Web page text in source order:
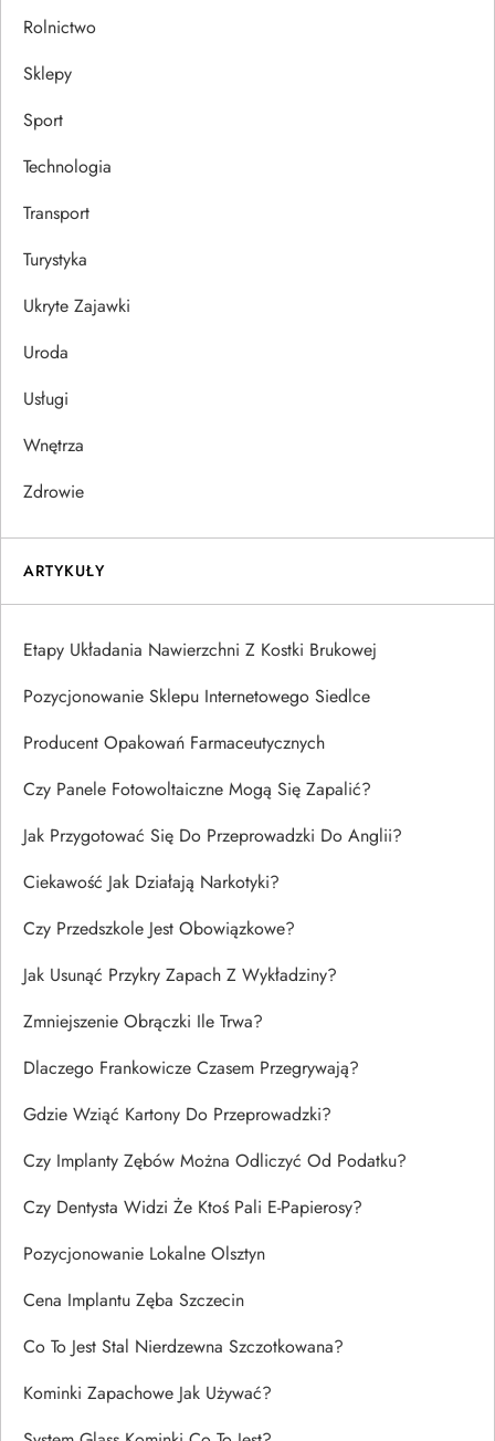
Rolnictwo
Sklepy
Sport
Technologia
Transport
Turystyka
Ukryte Zajawki
Uroda
Usługi
Wnętrza
Zdrowie
ARTYKUŁY
Etapy Układania Nawierzchni Z Kostki Brukowej
Pozycjonowanie Sklepu Internetowego Siedlce
Producent Opakowań Farmaceutycznych
Czy Panele Fotowoltaiczne Mogą Się Zapalić?
Jak Przygotować Się Do Przeprowadzki Do Anglii?
Ciekawość Jak Działają Narkotyki?
Czy Przedszkole Jest Obowiązkowe?
Jak Usunąć Przykry Zapach Z Wykładziny?
Zmniejszenie Obrączki Ile Trwa?
Dlaczego Frankowicze Czasem Przegrywają?
Gdzie Wziąć Kartony Do Przeprowadzki?
Czy Implanty Zębów Można Odliczyć Od Podatku?
Czy Dentysta Widzi Że Ktoś Pali E-Papierosy?
Pozycjonowanie Lokalne Olsztyn
Cena Implantu Zęba Szczecin
Co To Jest Stal Nierdzewna Szczotkowana?
Kominki Zapachowe Jak Używać?